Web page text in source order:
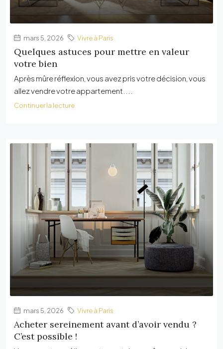
mars 5, 2026 Vivre à Paris
Quelques astuces pour mettre en valeur
votre bien
Après mûre réflexion, vous avez pris votre décision, vous
allez vendre votre appartement....
Continuer la lecture
mars 5, 2026 Vivre à Paris
Acheter sereinement avant d’avoir vendu ?
C’est possible !